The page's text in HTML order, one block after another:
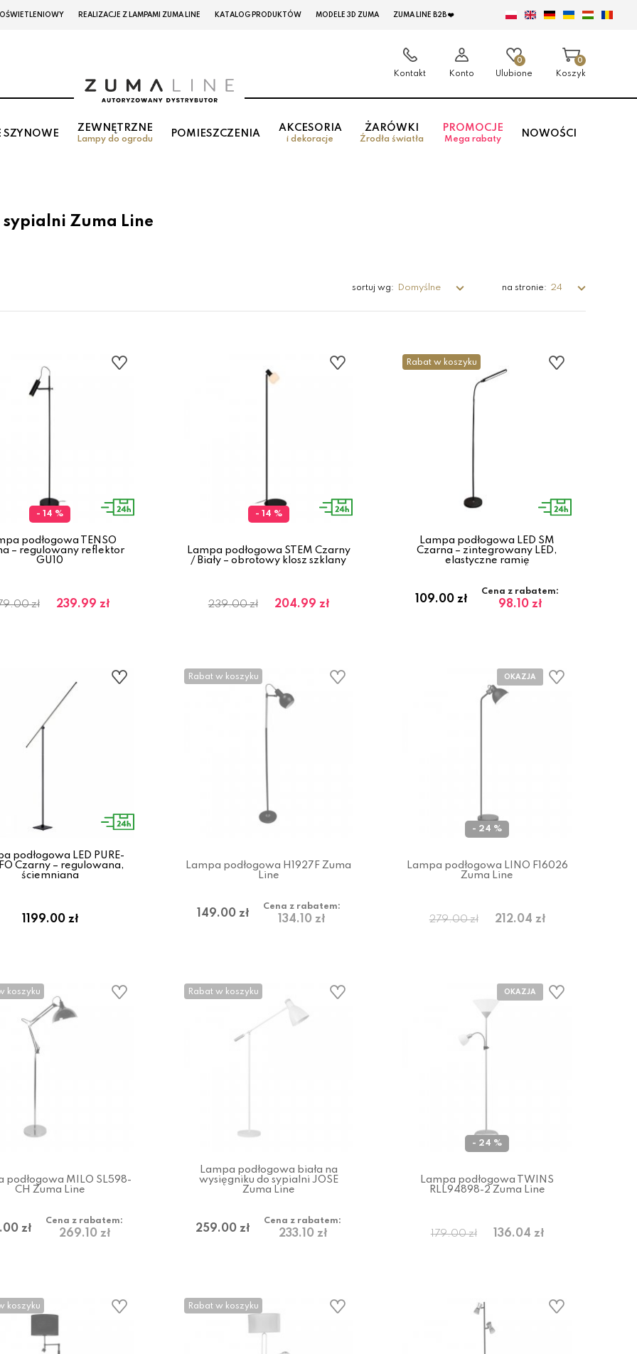
REALIZACJE Z LAMPAMI ZUMA LINE KATALOG PRODUKTÓW MODELE 3D ZUMA ZUMA LINE B2B ❤️
Kontakt Konto
0
Ulubione
0
Koszyk
SZYNOWE
ZEWNĘTRZNE
Lampy do ogrodu
POMIESZCZENIA
AKCESORIA
i dekoracje
ŻARÓWKI
Źrodła światła
PROMOCJE
Mega rabaty
NOWOŚCI
sypialni Zuma Line
sortuj wg: Domyślne na stronie: 24
- 14 %
podłogowa TENSO
– regulowany reflektor
GU10
zł 239.99 zł
- 14 %
Lampa podłogowa STEM Czarny
/ Biały – obrotowy klosz szklany
239.00 zł 204.99 zł
Rabat w koszyku
Lampa podłogowa LED SM
Czarna – zintegrowany LED,
elastyczne ramię
109.00 zł
Cena z rabatem:
98.10 zł
podłogowa LED PURE-
Czarny – regulowana,
ściemniana
1199.00 zł
Rabat w koszyku
Lampa podłogowa H1927F Zuma
Line
149.00 zł
Cena z rabatem:
134.10 zł
- 24 %
Lampa podłogowa LINO F16026
Zuma Line
279.00 zł 212.04 zł
koszyku
podłogowa MILO SL598-
CH Zuma Line
zł
Cena z rabatem:
269.10 zł
Rabat w koszyku
Lampa podłogowa biała na
wysięgniku do sypialni JOSE
Zuma Line
259.00 zł
Cena z rabatem:
233.10 zł
- 24 %
Lampa podłogowa TWINS
RLL94898-2 Zuma Line
179.00 zł 136.04 zł
koszyku Rabat w koszyku